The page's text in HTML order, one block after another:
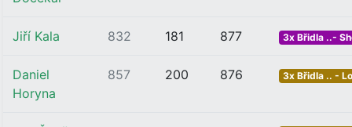
Jiří Kala 832 181 877 3x Břidla ..-
Daniel
Horyna
857 200 876 3x Břidla .. -